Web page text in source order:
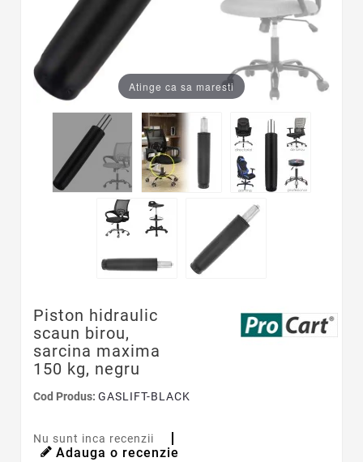
Atinge ca sa maresti
Piston hidraulic
scaun birou,
sarcina maxima
150 kg, negru
Cod Produs: GASLIFT-BLACK
Nu sunt inca recenzii
Adauga o recenzie